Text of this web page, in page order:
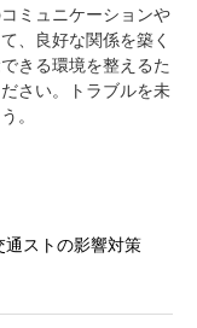
ミュニケーションや
、良好な関係を築く
きる環境を整えるた
さい。トラブルを未
。
通ストの影響対策